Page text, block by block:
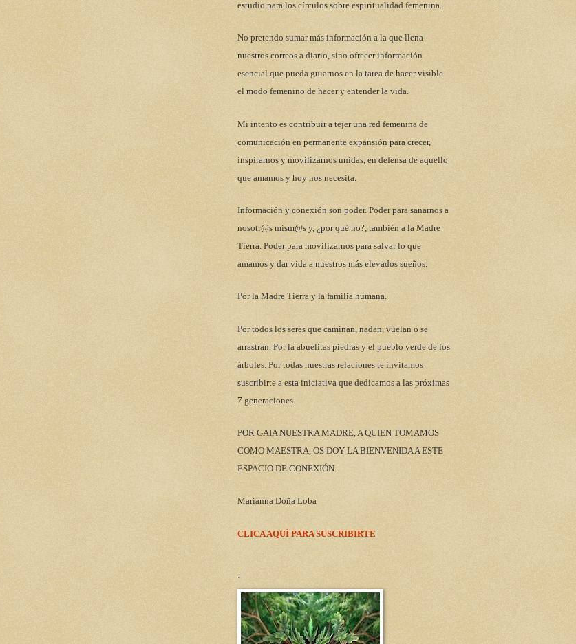
estudio para los círculos sobre espiritualidad femenina.
No pretendo sumar más información a la que llena
nuestros correos a diario, sino ofrecer información
esencial que pueda guiarnos en la tarea de hacer visible
el modo femenino de hacer y entender la vida.
Mi intento es contribuir a tejer una red femenina de
comunicación en permanente expansión para crecer,
inspirarnos y movilizarnos unidas, en defensa de aquello
que amamos y hoy nos necesita.
Información y conexión son poder. Poder para sanarnos a
nosotr@s mism@s y, ¿por qué no?, también a la Madre
Tierra. Poder para movilizarnos para salvar lo que
amamos y dar vida a nuestros más elevados sueños.
Por la Madre Tierra y la familia humana.
Por todos los seres que caminan, nadan, vuelan o se
arrastran. Por la abuelitas piedras y el pueblo verde de los
árboles. Por todas nuestras relaciones te invitamos
suscribirte a esta iniciativa que dedicamos a las próximas
7 generaciones.
POR GAIA NUESTRA MADRE, A QUIEN TOMAMOS
COMO MAESTRA, OS DOY LA BIENVENIDA A ESTE
ESPACIO DE CONEXIÓN.
Marianna Doña Loba
CLICA AQUÍ PARA SUSCRIBIRTE
.